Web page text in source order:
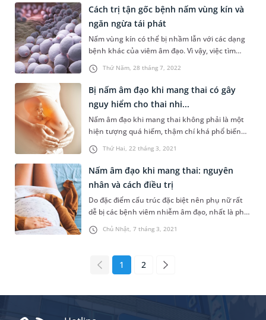
mức độ khác nhau đến tâm lý, sức khỏe và cuộc
sống của người phụ nữ. Bài viết sau sẽ cùng
bạn tìm hiểu kỹ hơn về hiện tượng này....
Thứ Năm, 28 tháng 7, 2022
Cách trị tận gốc bệnh nấm vùng kín và
ngăn ngừa tái phát
Nấm vùng kín có thể bị nhầm lẫn với các dạng
bệnh khác của viêm âm đạo. Vì vậy, việc tìm
hiểu nguyên nhân, dấu hiệu nhận biết là rất
quan trọng để kịp thời chữa trị. Vậy các triệu
chứng khi vùng kín bị nấm là gì, làm sao để
chữa trị tận gốc bệnh nấm vùng kín?
Thứ Hai, 22 tháng 3, 2021
Bị nấm âm đạo khi mang thai có gây
nguy hiểm cho thai nhi...
Nấm âm đạo khi mang thai không phải là một
hiện tượng quá hiếm, thậm chí khá phổ biến
hiện nay. Tuy vậy, không phải người phụ nữ
nào cũng hiểu rõ về vấn đề này. Thông qua bài
viết sau đây, quý bạn đọc sẽ hiểu hơn về mức
độ nguy hiểm của căn bệnh này!
Chủ Nhật, 7 tháng 3, 2021
Nấm âm đạo khi mang thai: nguyên
nhân và cách điều trị
Do đặc điểm cấu trúc đặc biệt nên phụ nữ rất
dễ bị các bệnh viêm nhiễm âm đạo, nhất là phụ
nữ trưởng thành đã quan hệ tình dục. Khi
mang thai, cơ thể mẹ bầu cũng có nhiều thay
nấm gây viêm cũng rất cao. Vậy nấm âm đạo
khi mang thai ảnh hưởng đến thai nhi...
1 2